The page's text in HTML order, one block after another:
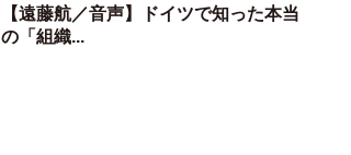
【遠藤航／音声】ドイツで知った本当
の「組織...